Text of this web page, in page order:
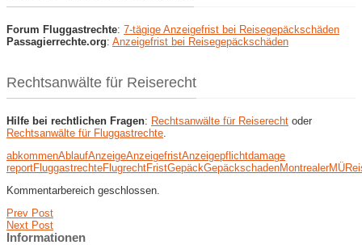
Forum Fluggastrechte: 7-tägige Anzeigefrist bei Reisegepäckschäden
Passagierrechte.org: Anzeigefrist bei Reisegepäckschäden
Rechtsanwälte für Reiserecht
Hilfe bei rechtlichen Fragen: Rechtsanwälte für Reiserecht oder
Rechtsanwälte für Fluggastrechte
abkommenAblaufAnzeigeAnzeigefristAnzeigepflichtdamage
reportFluggastrechteFlugrechtFristGepäckGepäckschadenMontrealerMÜ
Kommentarbereich geschlossen.
Prev Post
Next Post
Informationen